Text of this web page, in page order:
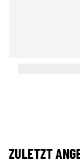
ZULETZT